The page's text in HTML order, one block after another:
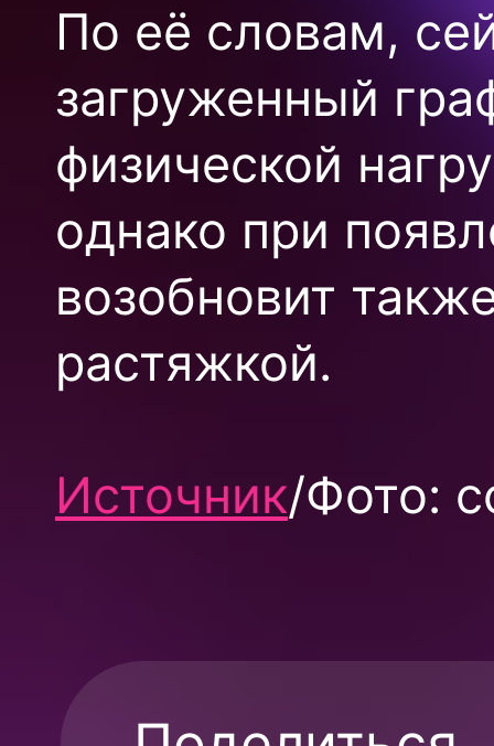
По её словам,
загруженный
физической
однако при
возобновит
растяжкой.
Источник/Фото: